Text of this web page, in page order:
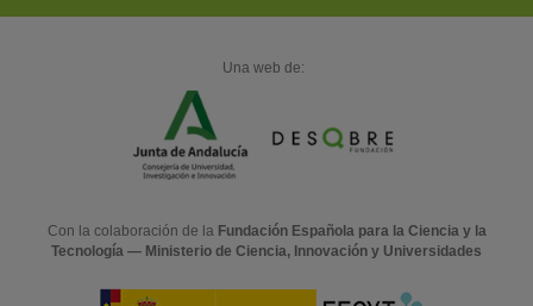
Una web de:
Con la colaboración de la Fundación Española para la Ciencia y la
Tecnología — Ministerio de Ciencia, Innovación y Universidades